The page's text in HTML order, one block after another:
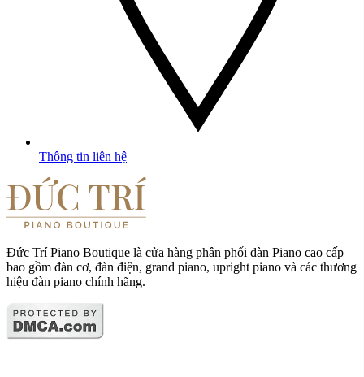
Thông tin liên hệ
Đức Trí Piano Boutique là cửa hàng phân phối đàn Piano cao cấp
bao gồm đàn cơ, đàn điện, grand piano, upright piano và các thương
hiệu đàn piano chính hãng.